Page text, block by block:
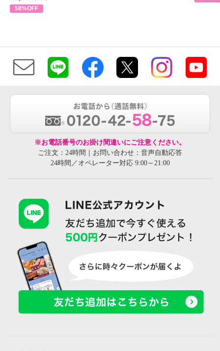
58%OFF
※お電話番号のお掛け間違いにご注意ください。
ご注文：24時間｜お問い合わせ：音声自動応答
24時間／オペレーター対応 9:00～21:00